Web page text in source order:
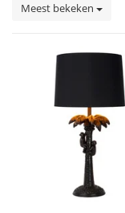
Meest bekeken